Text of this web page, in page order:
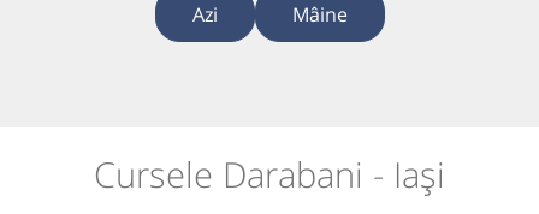
Azi Mâine
Cursele Darabani - Iași